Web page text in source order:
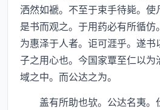
洒然如褫。不至于束手待毙。
是书而观之。于用药必有所循
为惠泽于人者。讵可涯乎。遂
子之用心也。今国家覃至仁以
域之中。而公达之为。
盖有所助也欤。公达名夷。